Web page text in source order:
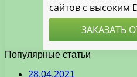
Популярные статьи
28.04.2021